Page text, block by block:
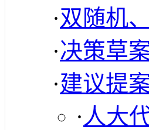
·双随机
·决策草
·建议提
· 人大